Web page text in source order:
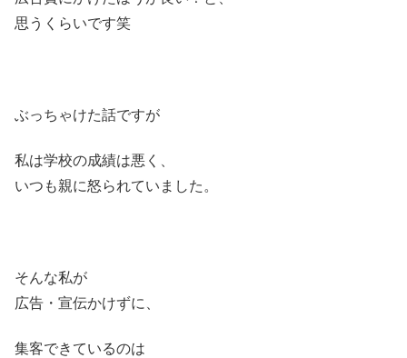
思うくらいです笑
ぶっちゃけた話ですが
私は学校の成績は悪く、
いつも親に怒られていました。
そんな私が
広告・宣伝かけずに、
集客できているのは